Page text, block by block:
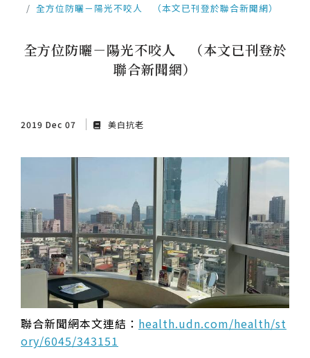
全方位防曬－陽光不咬人 （本文已刊登於聯合新聞網）
全方位防曬－陽光不咬人 （本文已刊登於
聯合新聞網）
2019 Dec 07 美白抗老
聯合新聞網本文連結： health.udn.com/health/st
ory/6045/343151